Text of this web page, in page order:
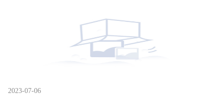
2023-07-06